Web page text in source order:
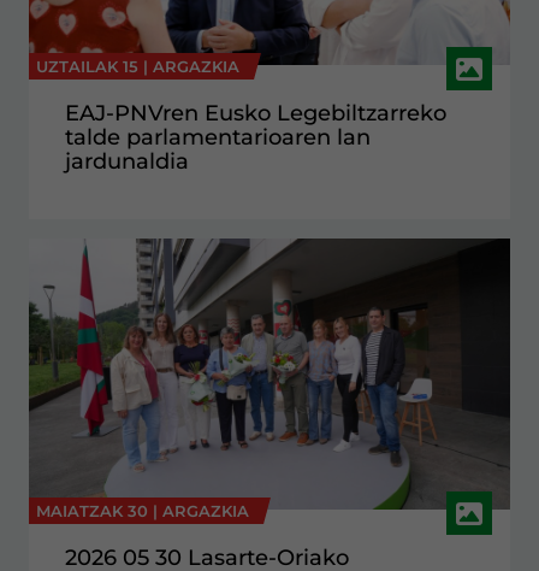
UZTAILAK 15 | ARGAZKIA
EAJ-PNVren Eusko Legebiltzarreko
talde parlamentarioaren lan
jardunaldia
MAIATZAK 30 | ARGAZKIA
2026 05 30 Lasarte-Oriako